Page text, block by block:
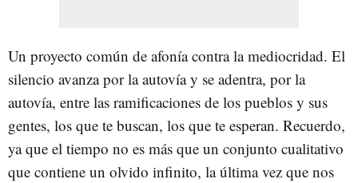
Un proyecto común de afonía contra la mediocridad. El
silencio avanza por la autovía y se adentra, por la
autovía, entre las ramificaciones de los pueblos y sus
gentes, los que te buscan, los que te esperan. Recuerdo,
ya que el tiempo no es más que un conjunto cualitativo
que contiene un olvido infinito, la última vez que nos